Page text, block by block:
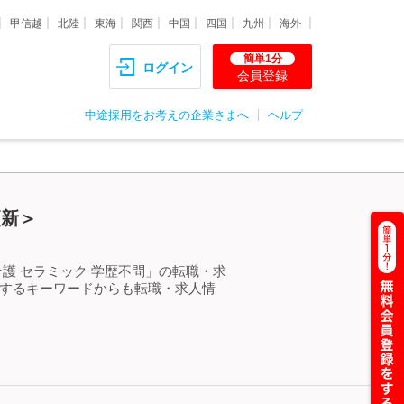
甲信越 北陸 東海 関西 中国 四国 九州 海外
ログイン
簡単1分
会員登録
中途採用をお考えの企業さまへ ヘルプ
＞
セラミック 学歴不問」の転職・求
るキーワードからも転職・求人情